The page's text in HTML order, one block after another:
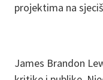
projektima na
James Brandon